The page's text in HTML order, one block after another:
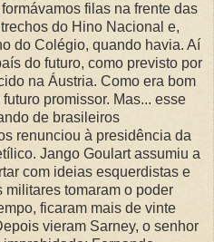
filas na frente das
do Hino Nacional e,
do Colégio, quando havia. Aí
do futuro, como previsto por
na Áustria. Como era bom
promissor. Mas... esse
de brasileiros
renunciou à presidência da
Jango Goulart assumiu a
com ideias esquerdistas e
militares tomaram o poder
ficaram mais de vinte
vieram Sarney, o senhor